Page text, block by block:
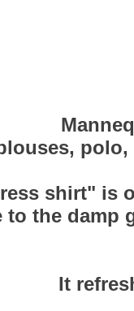
polo,
shirt" is
to the damp
It